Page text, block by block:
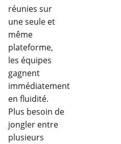
réunies sur
une seule et
même
plateforme,
les équipes
gagnent
immédiatement
en fluidité.
Plus besoin de
jongler entre
plusieurs